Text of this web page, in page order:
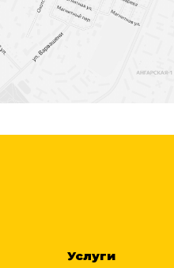
Услуги